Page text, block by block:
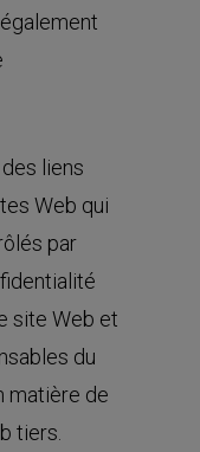
liens
Web qui
par
site Web et
du
matière de
tiers.